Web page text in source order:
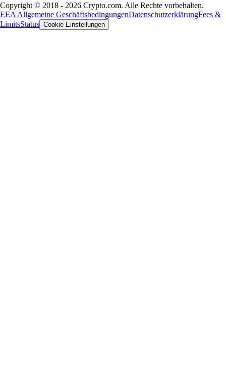
Copyright © 2018 - 2026 Crypto.com. Alle Rechte vorbehalten.
EEA Allgemeine GeschäftsbedingungenDatenschutzerklärungFees &
LimitsStatus Cookie-Einstellungen